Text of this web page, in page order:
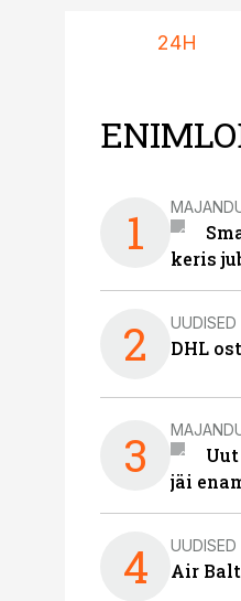
24H
1
keris
2 UUDISED
DHL
3
jäi
4 UUDISED
Air